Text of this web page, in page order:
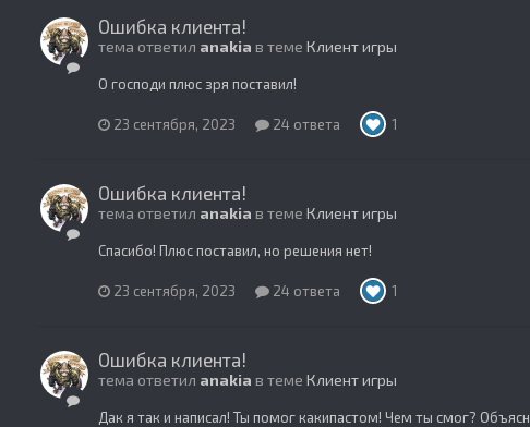
Ошибка клиента!
тема ответил anakia в теме Клиент игры
О господи плюс зря поставил!
23 сентября, 2023 24 ответа 1
Ошибка клиента!
тема ответил anakia в теме Клиент игры
Спасибо! Плюс поставил, но решения нет!
23 сентября, 2023 24 ответа 1
Ошибка клиента!
тема ответил anakia в теме Клиент игры
Дак я так и написал! Ты помог какипастом! Чем ты смог?